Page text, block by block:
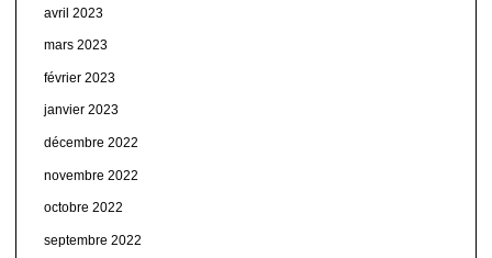
avril 2023
mars 2023
février 2023
janvier 2023
décembre 2022
novembre 2022
octobre 2022
septembre 2022